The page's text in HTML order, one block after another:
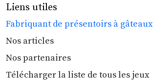
Liens utiles
Fabriquant de présentoirs à gâteaux
Nos articles
Nos partenaires
Télécharger la liste de tous les jeux